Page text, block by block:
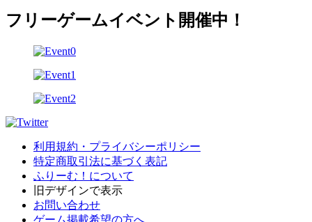
フリーゲームイベント開催中！
利用規約・プライバシーポリシー
特定商取引法に基づく表記
ふりーむ！について
旧デザインで表示
お問い合わせ
ゲーム掲載希望の方へ